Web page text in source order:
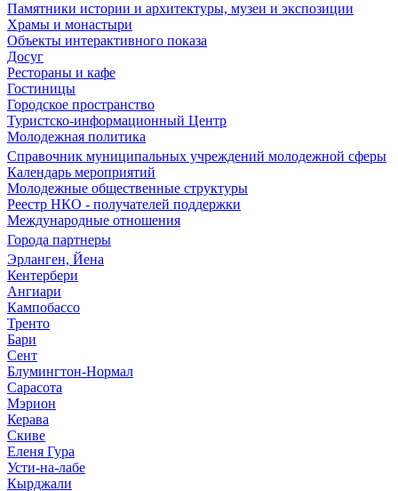
Памятники истории и архитектуры, музеи и экспозиции
Храмы и монастыри
Объекты интерактивного показа
Досуг
Рестораны и кафе
Гостиницы
Городское пространство
Туристско-информационный Центр
Молодежная политика
Справочник муниципальных учреждений молодежной сферы
Календарь мероприятий
Молодежные общественные структуры
Реестр НКО - получателей поддержки
Международные отношения
Города партнеры
Эрланген, Йена
Кентербери
Ангиари
Кампобассо
Тренто
Бари
Сент
Блумингтон-Нормал
Сарасота
Мэрион
Керава
Скиве
Еленя Гура
Усти-на-лабе
Кырджали